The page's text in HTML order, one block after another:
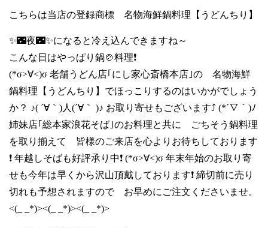
こちらは当店の登録商標 名物海鮮鍋料理【うどんちり】
✨🌃夜🌃✨になると冷え込んできますね～
こんな日はやっぱり鍋🍲料理❗
(*σ>∀<)σ 老舗うどん店｢にし家心斎橋本店｣の 名物海鮮
鍋料理【うどんちり】でほっこりするのはいかがでしょう
か？ ♪( ´∀｀)人(´∀｀ )♪ お取り寄せもございます⤴️ (*´∇｀)ﾉ
姉妹店｢総本家浪花そば｣のお料理と共に ごちそう鍋料理
を取り揃えて 皆様のご来店を心よりお待ちしております
❗ 年越しそばも好評承り中❗ (*σ>∀<)σ 年末年始のお取り寄
せも今年は早くから沢山頂戴しております❗ 締切前に売り
切れも予想されますので お早めにご注文くださいませ。
<(_ _*)><(_ _*)><(_ _*)>